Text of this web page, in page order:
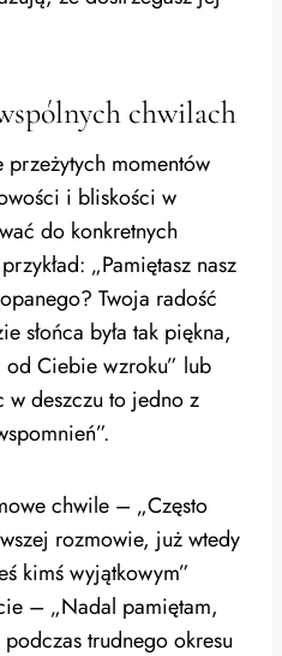
chwilach
przeżytych momentów
i bliskości w
do konkretnych
„Pamiętasz nasz
Twoja radość
słońca była tak piękna,
od Ciebie wzroku” lub
w deszczu to jedno z
chwile – „Często
rozmowie, już wtedy
kimś wyjątkowym”
– „Nadal pamiętam,
trudnego okresu